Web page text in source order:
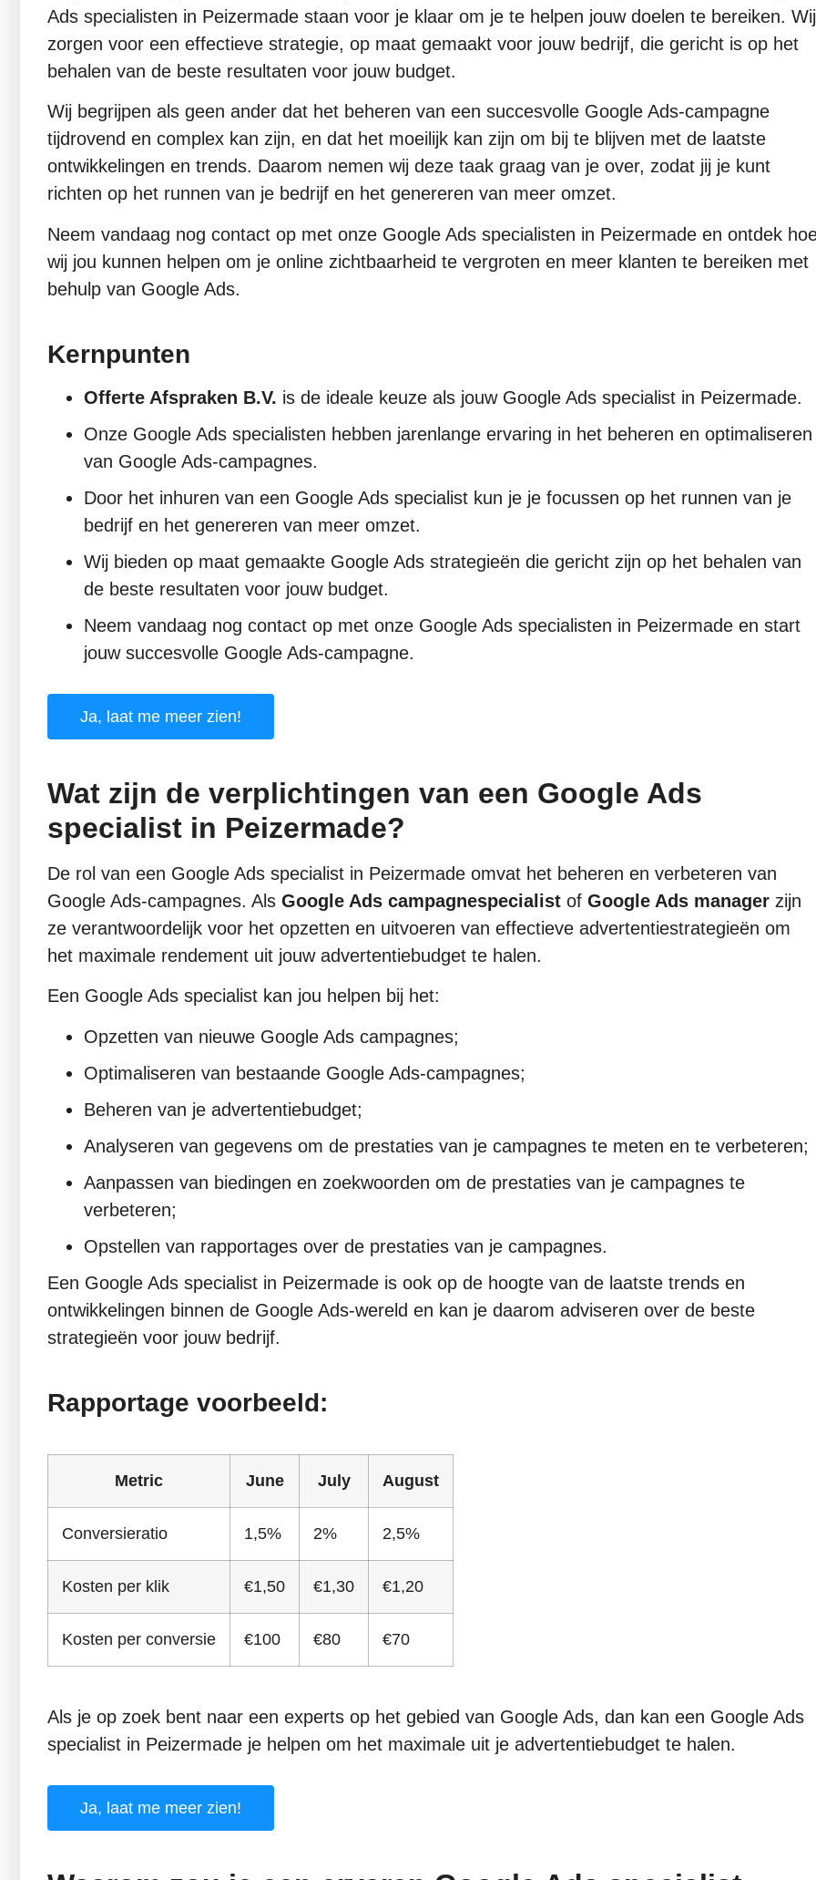
Ads specialisten in Peizermade staan voor je klaar om je te helpen jouw doelen te bereiken. Wij
zorgen voor een effectieve strategie, op maat gemaakt voor jouw bedrijf, die gericht is op het
behalen van de beste resultaten voor jouw budget.
Wij begrijpen als geen ander dat het beheren van een succesvolle Google Ads-campagne
tijdrovend en complex kan zijn, en dat het moeilijk kan zijn om bij te blijven met de laatste
ontwikkelingen en trends. Daarom nemen wij deze taak graag van je over, zodat jij je kunt
richten op het runnen van je bedrijf en het genereren van meer omzet.
Neem vandaag nog contact op met onze Google Ads specialisten in Peizermade en ontdek
wij jou kunnen helpen om je online zichtbaarheid te vergroten en meer klanten te bereiken met
behulp van Google Ads.
Kernpunten
Offerte Afspraken B.V. is de ideale keuze als jouw Google Ads specialist in Peizermade.
Onze Google Ads specialisten hebben jarenlange ervaring in het beheren en optimaliseren
van Google Ads-campagnes.
Door het inhuren van een Google Ads specialist kun je je focussen op het runnen van je
bedrijf en het genereren van meer omzet.
Wij bieden op maat gemaakte Google Ads strategieën die gericht zijn op het behalen van
de beste resultaten voor jouw budget.
Neem vandaag nog contact op met onze Google Ads specialisten in Peizermade en start
jouw succesvolle Google Ads-campagne.
Ja, laat me meer zien!
Wat zijn de verplichtingen van een Google Ads
specialist in Peizermade?
De rol van een Google Ads specialist in Peizermade omvat het beheren en verbeteren van
Google Ads-campagnes. Als Google Ads campagnespecialist of Google Ads manager zijn
ze verantwoordelijk voor het opzetten en uitvoeren van effectieve advertentiestrategieën om
het maximale rendement uit jouw advertentiebudget te halen.
Een Google Ads specialist kan jou helpen bij het:
Opzetten van nieuwe Google Ads campagnes;
Optimaliseren van bestaande Google Ads-campagnes;
Beheren van je advertentiebudget;
Analyseren van gegevens om de prestaties van je campagnes te meten en te verbeteren;
Aanpassen van biedingen en zoekwoorden om de prestaties van je campagnes te
verbeteren;
Opstellen van rapportages over de prestaties van je campagnes.
Een Google Ads specialist in Peizermade is ook op de hoogte van de laatste trends en
ontwikkelingen binnen de Google Ads-wereld en kan je daarom adviseren over de beste
strategieën voor jouw bedrijf.
Rapportage voorbeeld:
Metric June July August
Conversieratio 1,5% 2% 2,5%
Kosten per klik €1,50 €1,30 €1,20
Kosten per conversie €100 €80 €70
Als je op zoek bent naar een experts op het gebied van Google Ads, dan kan een Google Ads
specialist in Peizermade je helpen om het maximale uit je advertentiebudget te halen.
Ja, laat me meer zien!